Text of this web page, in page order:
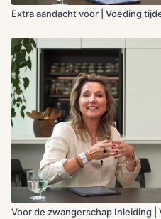
Extra aandacht voor | Voeding
Voor de zwangerschap Inleiding |